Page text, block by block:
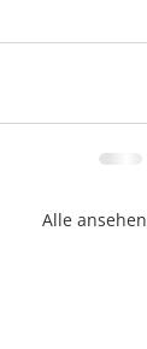
Alle ansehen